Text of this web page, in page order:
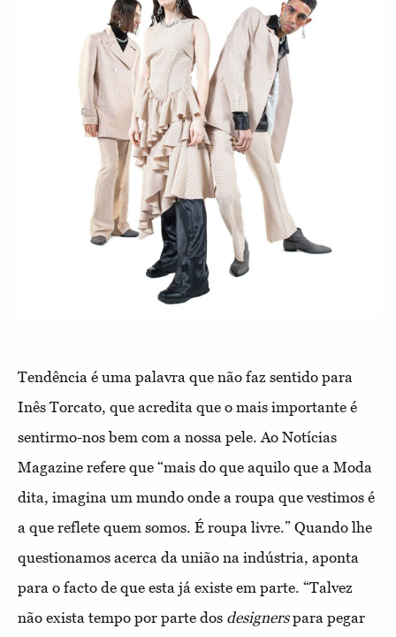
Tendência é uma palavra que não faz sentido para
Inês Torcato, que acredita que o mais importante é
sentirmo-nos bem com a nossa pele. Ao Notícias
Magazine refere que “mais do que aquilo que a Moda
dita, imagina um mundo onde a roupa que vestimos é
a que reflete quem somos. É roupa livre.” Quando lhe
questionamos acerca da união na indústria, aponta
para o facto de que esta já existe em parte. “Talvez
não exista tempo por parte dos designerspara pegar